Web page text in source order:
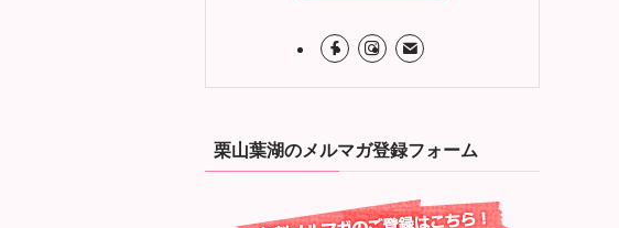
栗山葉湖のメルマガ登録フォーム